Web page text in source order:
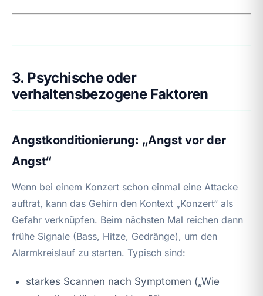
3. Psychische oder
verhaltensbezogene Faktoren
Angstkonditionierung: „Angst vor der
Angst“
Wenn bei einem Konzert schon einmal eine Attacke
auftrat, kann das Gehirn den Kontext „Konzert“ als
Gefahr verknüpfen. Beim nächsten Mal reichen dann
frühe Signale (Bass, Hitze, Gedränge), um den
Alarmkreislauf zu starten. Typisch sind:
starkes Scannen nach Symptomen („Wie